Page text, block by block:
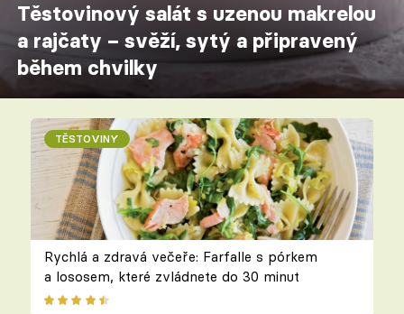
Těstovinový salát s uzenou makrelou
a rajčaty – svěží, sytý a připravený
během chvilky
TĚSTOVINY
Rychlá a zdravá večeře: Farfalle s pórkem
a lososem, které zvládnete do 30 minut